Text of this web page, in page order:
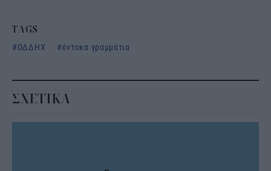
TAGS
ΟΔΔΗΧ
έντοκα γραμμάτια
ΣΧΕΤΙΚΑ